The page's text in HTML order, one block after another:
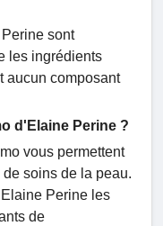
sont
les ingrédients
aucun composant
d'Elaine Perine ?
vous permettent
soins de la peau.
Perine les
de